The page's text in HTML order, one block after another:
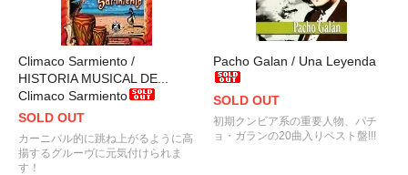
Climaco Sarmiento /
HISTORIA MUSICAL DE...
Climaco Sarmiento
SOLD OUT
カーニバル的に跳ね上がるように高
揚するグルーヴに元気付けられま
す！
Pacho Galan / Una Leyenda
SOLD OUT
初期クンビア系の重要人物、パチ
ョ・ガランの20曲入りベスト盤!!!